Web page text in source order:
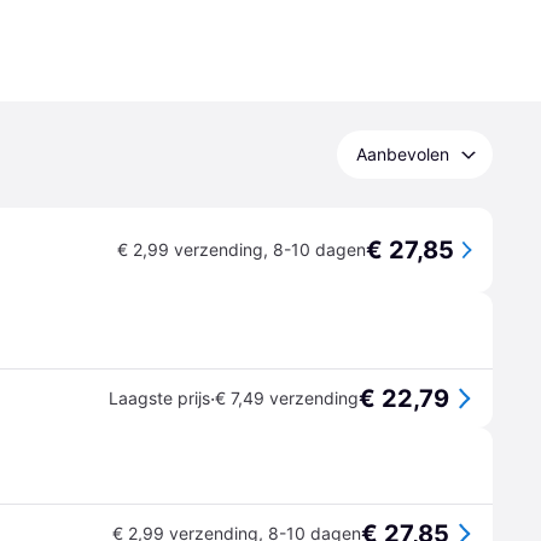
Aanbevolen
€ 2,99 verzending, 8-10 dagen€ 27,85
Laagste prijs·€ 7,49 verzending€ 22,79
€ 2,99 verzending, 8-10 dagen€ 27,85